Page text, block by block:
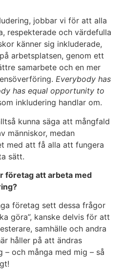
jobbar vi för att alla
respekterade och värdefulla
känner sig inkluderade,
arbetsplatsen, genom ett
samarbete och en mer
Everybody has
has equal opportunity to
inkludering handlar om.
kunna säga att mångfald
människor, medan
med att få alla att fungera
sätt.
företag att arbeta med
företag sett dessa frågor
göra”, kanske delvis för att
samhälle och andra
håller på att ändras
och många med mig – så